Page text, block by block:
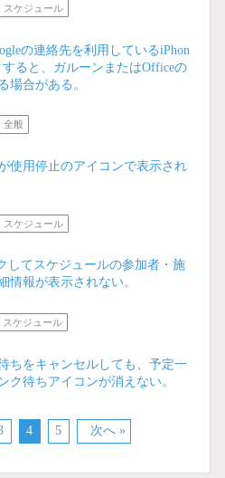
スケジュール
の連絡先を利用しているiPhon
ると、ガルーンまたはOfficeの
場合がある。
全般
使用停止のアイコンで表示され
スケジュール
してスケジュールの参加者・施
情報が表示されない。
スケジュール
ちをキャンセルしても、予定一
ク待ちアイコンが消えない。
4 5 次へ »